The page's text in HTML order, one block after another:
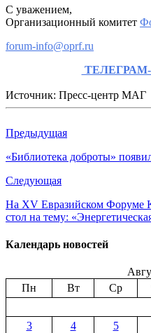
С уважением,
Организационный комитет
forum-info@oprf.ru
Источник: Пресс-центр МАГ
Предыдущая
«Библиотека доброты»
Следующая
На XV Евразийском Форуме
стол на тему:
Календарь новостей
Пн
Вт Ср
3
4 5